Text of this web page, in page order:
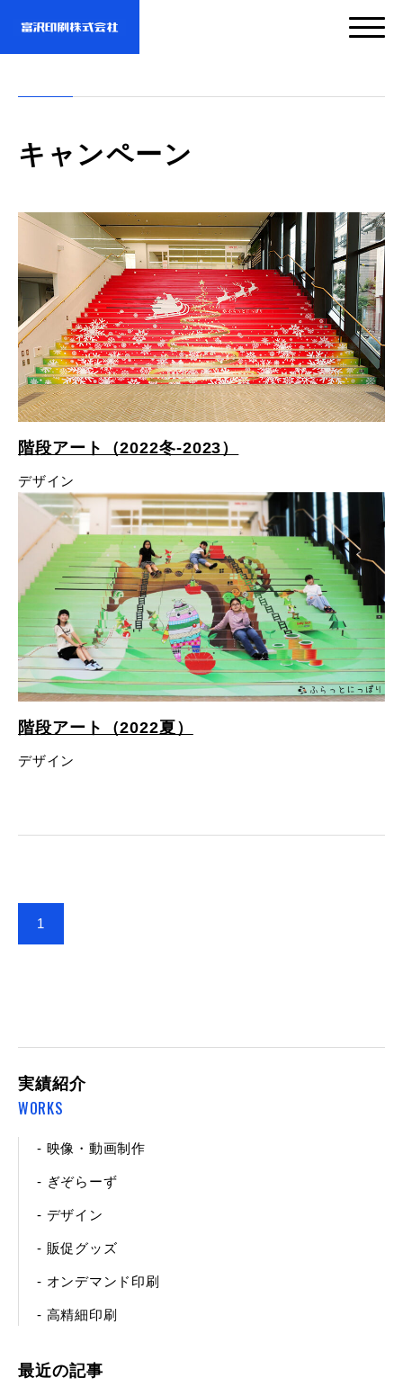
- 映像・動画制作
- ぎぞらーず
- デザイン
- 販促グッズ
- オンデマンド印刷
- 高精細印刷
企業情報
- 企業情報TOP
- ごあいさつ
- 会社概要
- 設備一覧・沿革
- アクセス
- CSR活動
実績紹介
- 実績紹介TOP
- すべての実績
- 映像・動画制作
- ぎぞらーず
- デザイン
- 販促グッズ
- オンデマンド印刷
- 高精細印刷
お問い合わせ・資料DL
- お問い合わせTOP
- お問い合わせ
- 工場見学のお問い合わせ
- 採用お問い合わせ
- 資料ダウンロードTOP
- ぎぞらーず資料請求
わたしたちについて
お知らせ
ブログ（印刷マニアック）
工場見学
蔦重プロジェクト
個人情報保護方針
キャンペーン
階段アート（2022冬-2023）
デザイン
階段アート（2022夏）
デザイン
1
実績紹介
WORKS
- 映像・動画制作
- ぎぞらーず
- デザイン
- 販促グッズ
- オンデマンド印刷
- 高精細印刷
最近の記事